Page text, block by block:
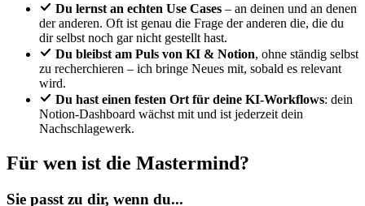
Du lernst an echten Use Cases – an deinen und an denen
der anderen. Oft ist genau die Frage der anderen die, die du
dir selbst noch gar nicht gestellt hast.
Du bleibst am Puls von KI & Notion, ohne ständig selbst
zu recherchieren – ich bringe Neues mit, sobald es relevant
wird.
Du hast einen festen Ort für deine KI-Workflows: dein
Notion-Dashboard wächst mit und ist jederzeit dein
Nachschlagewerk.
Für wen ist die Mastermind?
Sie passt zu dir, wenn du...